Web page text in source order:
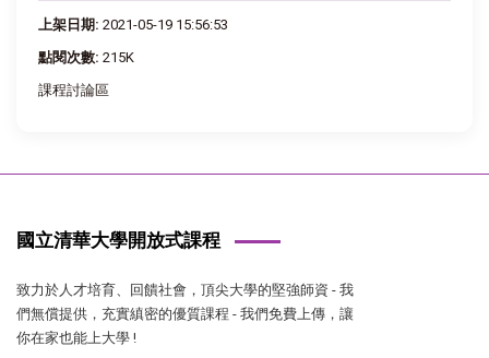
上架日期: 2021-05-19 15:56:53
點閱次數: 215K
課程討論區
國立清華大學開放式課程
致力於人才培育、回饋社會，頂尖大學的堅強師資 - 我
們無償提供，充實縝密的優質課程 - 我們免費上傳，讓
你在家也能上大學 !